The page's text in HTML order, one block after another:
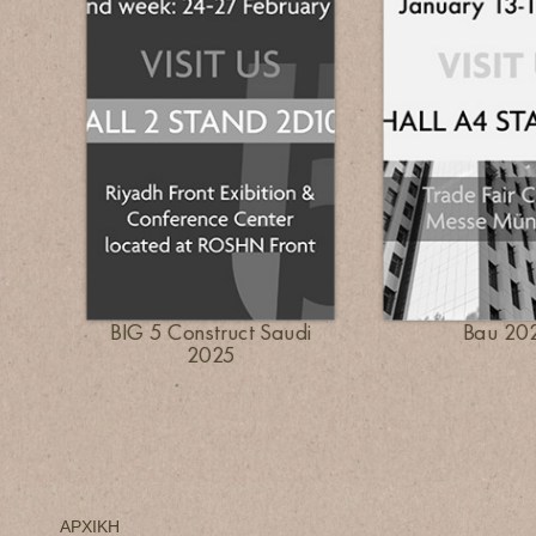
BIG 5 Construct Saudi
2025
Bau
ΑΡΧΙΚΗ